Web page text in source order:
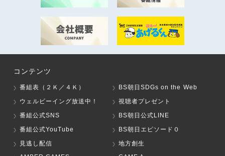
コンテンツ
番組表（２Ｋ／４Ｋ）
BS朝日SDGs on the Web
ウェルビーイング放送中！
視聴者プレゼント
番組公式SNS
BS朝日公式LINE
番組公式YouTube
BS朝日エピソード０
見逃し配信
地方創生